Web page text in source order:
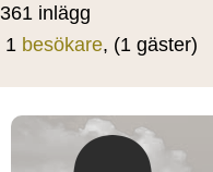
361 inlägg
1 besökare, (1 gäster)